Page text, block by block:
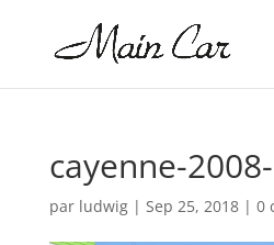
cayenne-
par ludwig| Sep 25, 2018| 0